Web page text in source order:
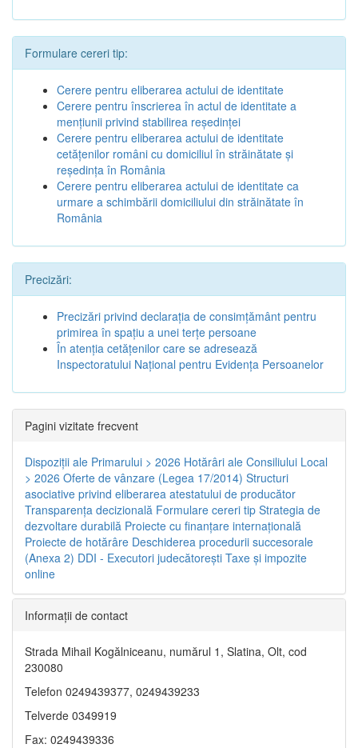
Formulare cereri tip:
Cerere pentru eliberarea actului de identitate
Cerere pentru înscrierea în actul de identitate a
menţiunii privind stabilirea reşedinţei
Cerere pentru eliberarea actului de identitate
cetăţenilor români cu domiciliul în străinătate şi
reşedinţa în România
Cerere pentru eliberarea actului de identitate ca
urmare a schimbării domiciliului din străinătate în
România
Precizări:
Precizări privind declaraţia de consimţământ pentru
primirea în spaţiu a unei terţe persoane
În atenţia cetăţenilor care se adresează
Inspectoratului Naţional pentru Evidenţa Persoanelor
Pagini vizitate frecvent
Dispoziţii ale Primarului > 2026 Hotărâri ale Consiliului Local
> 2026 Oferte de vânzare (Legea 17/2014) Structuri
asociative privind eliberarea atestatului de producător
Transparenţa decizională Formulare cereri tip Strategia de
dezvoltare durabilă Proiecte cu finanţare internaţională
Proiecte de hotărâre Deschiderea procedurii succesorale
(Anexa 2) DDI - Executori judecătorești Taxe şi impozite
online
Informaţii de contact
Strada Mihail Kogălniceanu, numărul 1, Slatina, Olt, cod
230080
Telefon 0249439377, 0249439233
Telverde 0349919
Fax: 0249439336